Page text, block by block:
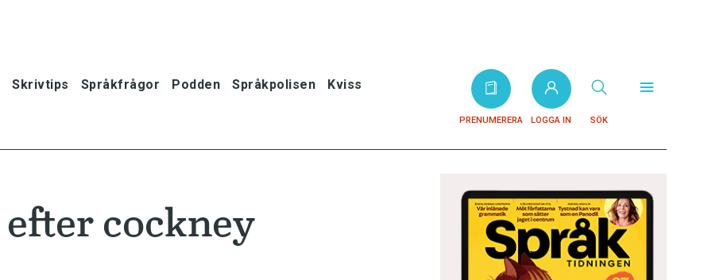
Skrivtips Språkfrågor Podden Språkpolisen Kviss
PRENUMERERA LOGGA IN SÖK
cockney